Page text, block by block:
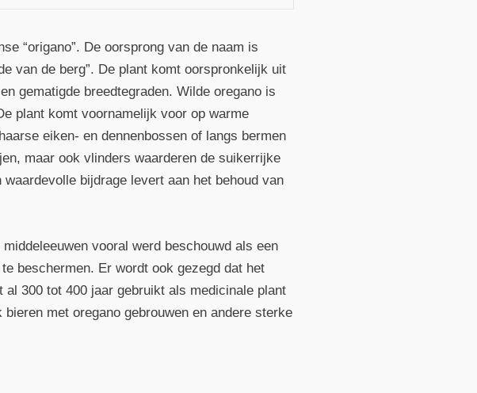
“origano”. De oorsprong van de naam is
van de berg”. De plant komt oorspronkelijk uit
gematigde breedtegraden. Wilde oregano is
plant komt voornamelijk voor op warme
eiken- en dennenbossen of langs bermen
maar ook vlinders waarderen de suikerrijke
bijdrage levert aan het behoud van
vooral werd beschouwd als een
beschermen. Er wordt ook gezegd dat het
300 tot 400 jaar gebruikt als medicinale plant
met oregano gebrouwen en andere sterke